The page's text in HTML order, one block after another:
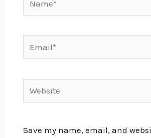
Email*
Website
Save my name, email, and